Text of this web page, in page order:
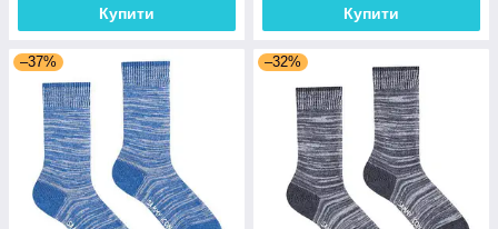
Купити Купити
–37% –32%